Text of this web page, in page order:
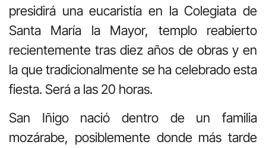
presidirá una eucaristía en la Colegiata de
Santa María la Mayor, templo reabierto
recientemente tras diez años de obras y en
la que tradicionalmente se ha celebrado esta
fiesta. Será a las 20 horas.
San Iñigo nació dentro de un familia
mozárabe, posiblemente donde más tarde